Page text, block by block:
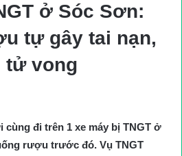
ở Sóc Sơn:
tự gây tai nạn,
tử vong
cùng đi trên 1 xe máy bị TNGT ở
rượu trước đó. Vụ TNGT